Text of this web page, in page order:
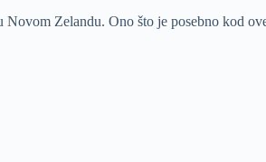
Zelandu. Ono što je posebno kod